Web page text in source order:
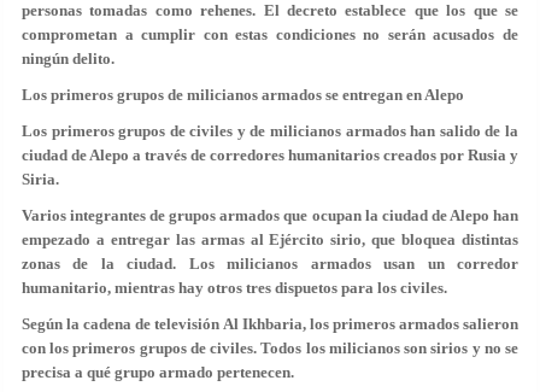
personas tomadas como rehenes. El decreto establece que los que se
comprometan a cumplir con estas condiciones no serán acusados de
ningún delito.
Los primeros grupos de milicianos armados se entregan en Alepo
Los primeros grupos de civiles y de milicianos armados han salido de la
ciudad de Alepo a través de corredores humanitarios creados por Rusia y
Siria.
Varios integrantes de grupos armados que ocupan la ciudad de Alepo han
empezado a entregar las armas al Ejército sirio, que bloquea distintas
zonas de la ciudad. Los milicianos armados usan un corredor
humanitario, mientras hay otros tres dispuetos para los civiles.
Según la cadena de televisión Al Ikhbaria, los primeros armados salieron
con los primeros grupos de civiles. Todos los milicianos son sirios y no se
precisa a qué grupo armado pertenecen.